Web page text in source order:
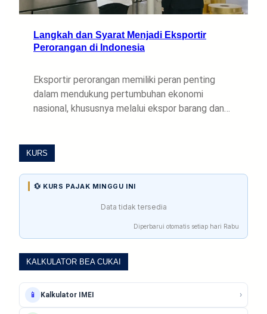
Langkah dan Syarat Menjadi Eksportir
Perorangan di Indonesia
Eksportir perorangan memiliki peran penting
dalam mendukung pertumbuhan ekonomi
nasional, khususnya melalui ekspor barang dan…
KURS
💱 KURS PAJAK MINGGU INI
Data tidak tersedia
Diperbarui otomatis setiap hari Rabu
KALKULATOR BEA CUKAI
📱 Kalkulator IMEI ›